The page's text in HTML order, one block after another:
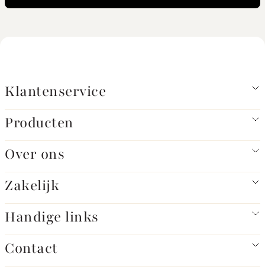
Klantenservice
Producten
Over ons
Zakelijk
Handige links
Contact